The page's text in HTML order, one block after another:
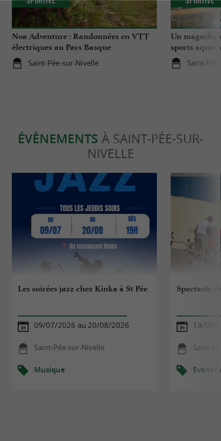
Noa Adventure : Randonnées en VTT
électriques au Pays Basque
Saint-Pée-sur-Nivelle
Un
sports
Saint-
ÉVÈNEMENTS À SAINT-PÉE-SUR-
NIVELLE
Les soirées jazz chez Kinka à St Pée
09/07/2026 au 20/08/2026
Saint-Pée-sur-Nivelle
Musique
Spectacle
13/08/
Saint-